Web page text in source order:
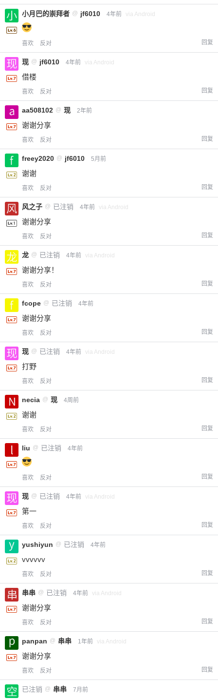
¥
小月巴的崇拜者 @ jf6010 4年前 via Android
喜欢 反对 回复
现 @ jf6010 4年前 via Android
借楼
喜欢 反对 回复
aa508102 @ 现 2年前
谢谢分享
喜欢 反对 回复
freey2020 @ jf6010 5月前
谢谢
喜欢 反对 回复
风之子 @ 已注销 4年前 via Android
谢谢分享
喜欢 反对 回复
龙 @ 已注销 4年前 via Android
谢谢分享！
喜欢 反对 回复
fcope @ 已注销 4年前
谢谢分享
喜欢 反对 回复
现 @ 已注销 4年前 via Android
打野
喜欢 反对 回复
necia @ 现 4周前
谢谢
喜欢 反对 回复
liu @ 已注销 4年前
喜欢 反对 回复
现 @ 已注销 4年前 via Android
第一
喜欢 反对 回复
yushiyun @ 已注销 4年前
vvvvvv
喜欢 反对 回复
串串 @ 已注销 4年前 via Android
谢谢分享
喜欢 反对 回复
panpan @ 串串 1年前 via Android
谢谢分享
喜欢 反对 回复
已注销 @ 串串 7月前